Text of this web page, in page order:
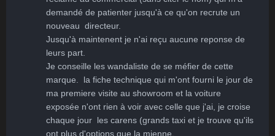
demandé de patienter jusqu'à ce qu'on recrute un
nouveau  directeur.
Jusqu'à maintenent je n'ai reçu aucune reponse de
leurs part.
Je conseille les wandaliste de se méfier de cette
marque.  la fiche technique qui m'ont fourni le jour de
ma premiere visite au showroom et la voiture
exposée n'ont rien à voir avec celle que j'ai, je croise
chaque jour  les carens (grands taxi et je trouve qu'ils
ont plus d'options que la mienne.